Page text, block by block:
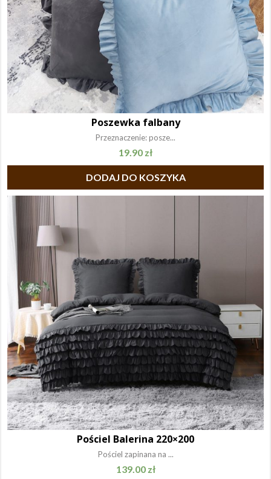
Poszewka falbany
Przeznaczenie: posze...
19.90 zł
DODAJ DO KOSZYKA
Pościel Balerina 220×200
Pościel zapinana na ...
139.00 zł